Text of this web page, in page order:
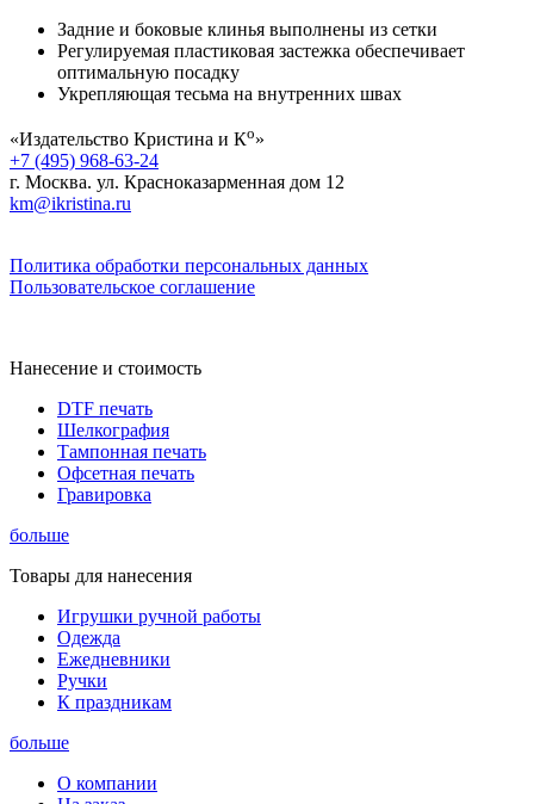
Задние и боковые клинья выполнены из сетки
Регулируемая пластиковая застежка обеспечивает
оптимальную посадку
Укрепляющая тесьма на внутренних швах
«Издательство Кристина и Ко»
+7 (495) 968-63-24
г. Москва. ул. Красноказарменная дом 12
km@ikristina.ru
Политика обработки персональных данных
Пользовательское соглашение
Нанесение и стоимость
DTF печать
Шелкография
Тампонная печать
Офсетная печать
Гравировка
больше
Товары для нанесения
Игрушки ручной работы
Одежда
Ежедневники
Ручки
К праздникам
больше
О компании